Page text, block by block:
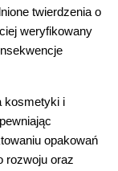
twierdzenia o
weryfikowany
kosmetyki i
opakowań
rozwoju oraz